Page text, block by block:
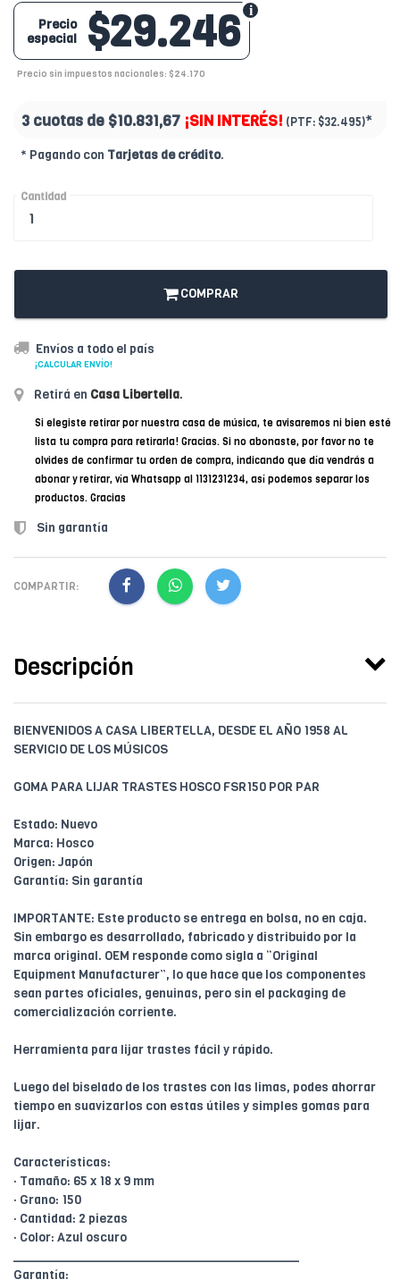
$29.246
Precio
especial
Precio sin impuestos nacionales: $24.170
3 cuotas de $10.831,67 ¡SIN INTERÉS! (PTF: $32.495)*
* Pagando con Tarjetas de crédito.
Cantidad
COMPRAR
Envíos a todo el país
¡CALCULAR ENVÍO!
Retirá en Casa Libertella.
Si elegiste retirar por nuestra casa de música, te avisaremos ni bien esté
lista tu compra para retirarla! Gracias. Si no abonaste, por favor no te
olvides de confirmar tu orden de compra, indicando que día vendrás a
abonar y retirar, vía Whatsapp al 1131231234, así podemos separar los
productos. Gracias
Sin garantía
COMPARTIR:
Descripción
BIENVENIDOS A CASA LIBERTELLA, DESDE EL AÑO 1958 AL
SERVICIO DE LOS MÚSICOS
GOMA PARA LIJAR TRASTES HOSCO FSR150 POR PAR
Estado: Nuevo
Marca: Hosco
Origen: Japón
Garantía: Sin garantía
IMPORTANTE: Este producto se entrega en bolsa, no en caja.
Sin embargo es desarrollado, fabricado y distribuido por la
marca original. OEM responde como sigla a “Original
Equipment Manufacturer”, lo que hace que los componentes
sean partes oficiales, genuinas, pero sin el packaging de
comercialización corriente.
Herramienta para lijar trastes fácil y rápido.
Luego del biselado de los trastes con las limas, podes ahorrar
tiempo en suavizarlos con estas útiles y simples gomas para
lijar.
Características:
· Tamaño: 65 x 18 x 9 mm
· Grano: 150
· Cantidad: 2 piezas
· Color: Azul oscuro
________________________________________
Garantía: